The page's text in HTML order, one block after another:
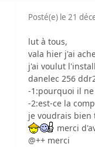
Posté(e) le 21
lut à tous,
vala hier j'ai
j'ai voulut
danelec 256
-1:pourquoi il ne
-2:est-ce la
je voudrais bien
merci
@++ merci